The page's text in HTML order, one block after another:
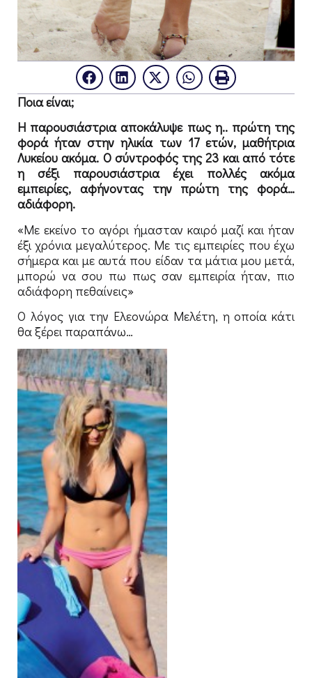
Ποια είναι;
Η παρουσιάστρια αποκάλυψε πως η.. πρώτη της
φορά ήταν στην ηλικία των 17 ετών, μαθήτρια
Λυκείου ακόμα. Ο σύντροφός της 23 και από τότε
η σέξι παρουσιάστρια έχει πολλές ακόμα
εμπειρίες, αφήνοντας την πρώτη της φορά…
αδιάφορη.
«Με εκείνο το αγόρι ήμασταν καιρό μαζί και ήταν
έξι χρόνια μεγαλύτερος. Με τις εμπειρίες που έχω
σήμερα και με αυτά που είδαν τα μάτια μου μετά,
μπορώ να σου πω πως σαν εμπειρία ήταν, πιο
αδιάφορη πεθαίνεις»
Ο λόγος για την Ελεονώρα Μελέτη, η οποία κάτι
θα ξέρει παραπάνω…